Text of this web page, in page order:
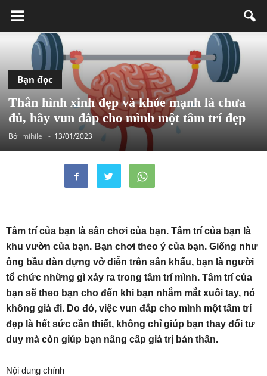
Bạn đọc
Thân hình xinh đẹp và khỏe mạnh là chưa
đủ, hãy vun đắp cho mình một tâm trí đẹp
Bởi mihile - 13/01/2023
Tâm trí của bạn là sân chơi của bạn. Tâm trí của bạn là
khu vườn của bạn. Bạn chơi theo ý của bạn. Giống như
ông bầu dàn dựng vở diễn trên sân khấu, bạn là người
tổ chức những gì xảy ra trong tâm trí mình. Tâm trí của
bạn sẽ theo bạn cho đến khi bạn nhắm mắt xuôi tay, nó
không già đi. Do đó, việc vun đắp cho mình một tâm trí
đẹp là hết sức cần thiết, không chỉ giúp bạn thay đổi tư
duy mà còn giúp bạn nâng cấp giá trị bản thân.
Nội dung chính